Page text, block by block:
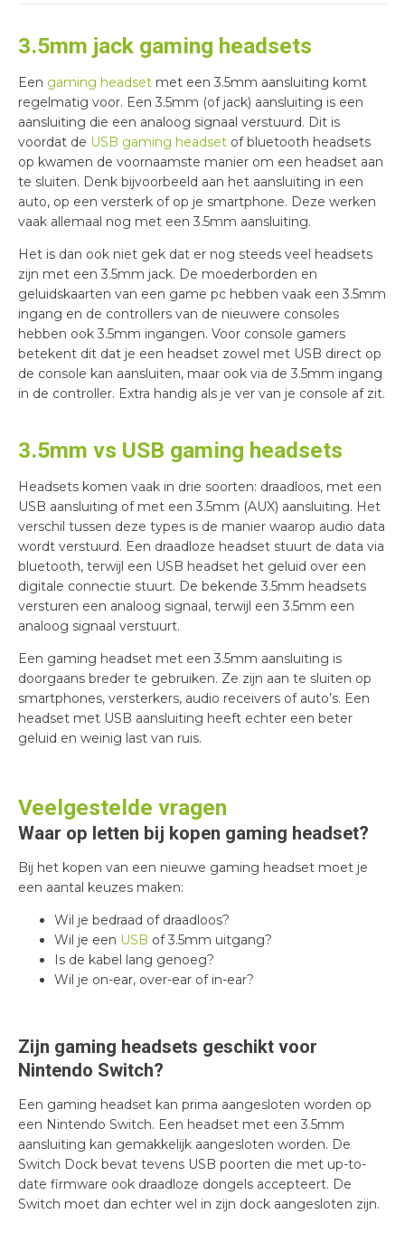
3.5mm jack gaming headsets
Een gaming headset met een 3.5mm aansluiting komt
regelmatig voor. Een 3.5mm (of jack) aansluiting is een
aansluiting die een analoog signaal verstuurd. Dit is
voordat de USB gaming headset of bluetooth headsets
op kwamen de voornaamste manier om een headset aan
te sluiten. Denk bijvoorbeeld aan het aansluiting in een
auto, op een versterk of op je smartphone. Deze werken
vaak allemaal nog met een 3.5mm aansluiting.
Het is dan ook niet gek dat er nog steeds veel headsets
zijn met een 3.5mm jack. De moederborden en
geluidskaarten van een game pc hebben vaak een 3.5mm
ingang en de controllers van de nieuwere consoles
hebben ook 3.5mm ingangen. Voor console gamers
betekent dit dat je een headset zowel met USB direct op
de console kan aansluiten, maar ook via de 3.5mm ingang
in de controller. Extra handig als je ver van je console af zit.
3.5mm vs USB gaming headsets
Headsets komen vaak in drie soorten: draadloos, met een
USB aansluiting of met een 3.5mm (AUX) aansluiting. Het
verschil tussen deze types is de manier waarop audio data
wordt verstuurd. Een draadloze headset stuurt de data via
bluetooth, terwijl een USB headset het geluid over een
digitale connectie stuurt. De bekende 3.5mm headsets
versturen een analoog signaal, terwijl een 3.5mm een
analoog signaal verstuurt.
Een gaming headset met een 3.5mm aansluiting is
doorgaans breder te gebruiken. Ze zijn aan te sluiten op
smartphones, versterkers, audio receivers of auto’s. Een
headset met USB aansluiting heeft echter een beter
geluid en weinig last van ruis.
Veelgestelde vragen
Waar op letten bij kopen gaming headset?
Bij het kopen van een nieuwe gaming headset moet je
een aantal keuzes maken:
Wil je bedraad of draadloos?
Wil je een USB of 3.5mm uitgang?
Is de kabel lang genoeg?
Wil je on-ear, over-ear of in-ear?
Zijn gaming headsets geschikt voor
Nintendo Switch?
Een gaming headset kan prima aangesloten worden op
een Nintendo Switch. Een headset met een 3.5mm
aansluiting kan gemakkelijk aangesloten worden. De
Switch Dock bevat tevens USB poorten die met up-to-
date firmware ook draadloze dongels accepteert. De
Switch moet dan echter wel in zijn dock aangesloten zijn.